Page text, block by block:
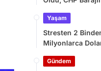
Yaşam
Stresten 2
Milyonlarca
Gündem